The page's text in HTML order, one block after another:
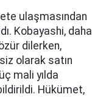
ulaşmasından
Kobayashi, daha
dilerken,
olarak satın
mali yılda
Hükümet,